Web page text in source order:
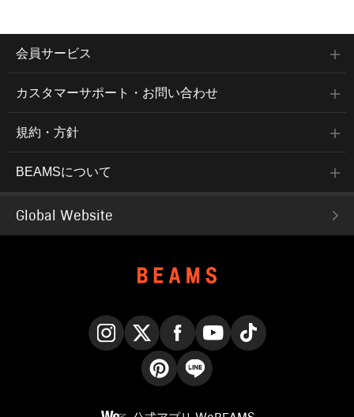
会員サービス
カスタマーサポート・お問い合わせ
規約・方針
BEAMSについて
Global Website